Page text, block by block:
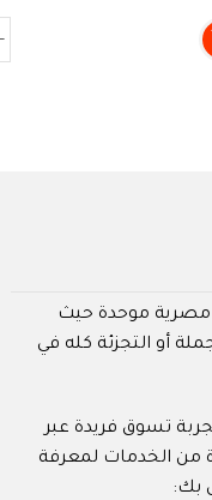
مصرية موحدة حيث
أو التجزئة كله في
تسوق فريدة عبر
من الخدمات لمعرفة
بك: